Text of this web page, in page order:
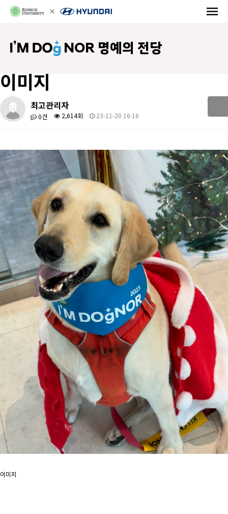
NOR 명예의 전당
이미지
최고관리자
0건 2,614회 23-11-20 16:16
이미지